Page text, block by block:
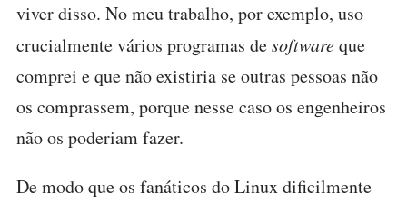
viver disso. No meu trabalho, por exemplo, uso
crucialmente vários programas desoftwareque
comprei e que não existiria se outras pessoas não
os comprassem, porque nesse caso os engenheiros
não os poderiam fazer.
De modo que os fanáticos do Linux dificilmente